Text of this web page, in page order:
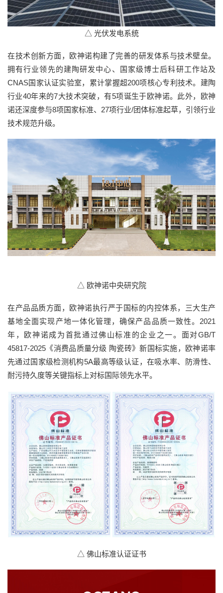
△ 光伏发电系统
在技术创新方面，欧神诺构建了完善的研发体系与技术壁垒。
拥有行业领先的建陶研发中心、国家级博士后科研工作站及
CNAS国家认证实验室，累计掌握超200项核心专利技术。建陶
行业40年来的7大技术突破，有5项诞生于欧神诺。此外，欧神
诺还深度参与8项国家标准、27项行业/团体标准起草，引领行业
技术规范升级。
△ 欧神诺中央研究院
在产品品质方面，欧神诺执行严于国标的内控体系，三大生产
基地全面实现产地一体化管理，确保产品品质一致性。2021
年，欧神诺成为首批通过佛山标准的企业之一。面对GB/T
45817-2025《消费品质量分级 陶瓷砖》新国标实施，欧神诺率
先通过国家级检测机构5A最高等级认证，在吸水率、防滑性、
耐污持久度等关键指标上对标国际领先水平。
△ 佛山标准认证证书